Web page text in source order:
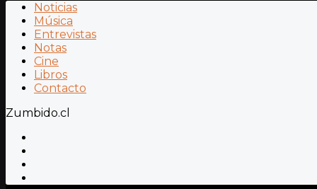
Noticias
Música
Entrevistas
Notas
Cine
Libros
Contacto
Zumbido.cl